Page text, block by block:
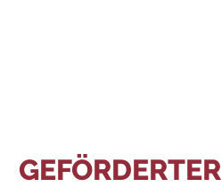
GEFÖRDERTER